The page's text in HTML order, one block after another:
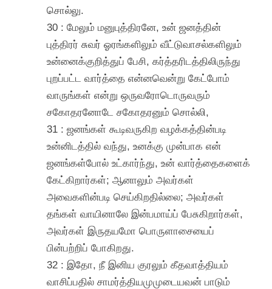
சொல்லு.
30 : மேலும் மனுபுத்திரனே, உன் ஜனத்தின்
புத்திரர் சுவர் ஓரங்களிலும் வீட்டுவாசல்களிலும்
உன்னைக்குறித்துப் பேசி, கர்த்தரிடத்திலிருந்து
புறப்பட்ட வார்த்தை என்னவென்று கேட்போம்
வாருங்கள் என்று ஒருவரோடொருவரும்
சகோதரனோடே சகோதரனும் சொல்லி,
31 : ஜனங்கள் கூடிவருகிற வழக்கத்தின்படி
உன்னிடத்தில் வந்து, உனக்கு முன்பாக என்
ஜனங்கள்போல் உட்கார்ந்து, உன் வார்த்தைகளைக்
கேட்கிறார்கள்; ஆனாலும் அவர்கள்
அவைகளின்படி செய்கிறதில்லை; அவர்கள்
தங்கள் வாயினாலே இன்பமாய்ப் பேசுகிறார்கள்,
அவர்கள் இருதயமோ பொருளாசையைப்
பின்பற்றிப் போகிறது.
32 : இதோ, நீ இனிய குரலும் கீதவாத்தியம்
வாசிப்பதில் சாமர்த்தியமுமுடையவன் பாடும்